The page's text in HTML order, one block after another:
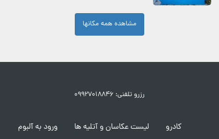
مشاهده همه مکانها
رزرو تلفنی: ۰۹۹۲۷۰۱۸۸۴۶
کادرو لیست عکاسان و آتلیه ها
ورود به آلبوم